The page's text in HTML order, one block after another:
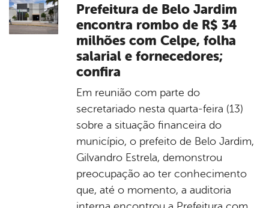
Prefeitura de Belo Jardim
encontra rombo de R$ 34
milhões com Celpe, folha
salarial e fornecedores;
confira
Em reunião com parte do
secretariado nesta quarta-feira (13)
sobre a situação financeira do
município, o prefeito de Belo Jardim,
Gilvandro Estrela, demonstrou
preocupação ao ter conhecimento
que, até o momento, a auditoria